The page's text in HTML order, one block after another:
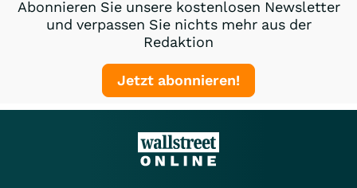
Abonnieren Sie unsere kostenlosen Newsletter
und verpassen Sie nichts mehr aus der
Redaktion
Jetzt abonnieren!